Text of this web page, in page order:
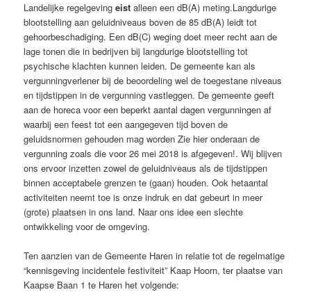
Landelijke regelgevingeistalleen een dB(A) meting.Langdurige
blootstelling aan geluidniveaus boven de 85 dB(A) leidt tot
gehoorbeschadiging. Een dB(C) weging doet meer recht aan de
lage tonen die in bedrijven bij langdurige blootstelling tot
psychische klachten kunnen leiden. De gemeente kan als
vergunningverlener bij de beoordeling wel de toegestane niveaus
en tijdstippen in de vergunning vastleggen. De gemeente geeft
aan de horeca voor een beperkt aantal dagen vergunningen af
waarbij een feest tot een aangegeven tijd boven de
geluidsnormen gehouden mag worden Zie hier onderaan de
vergunning zoals die voor 26 mei 2018 is afgegeven!. Wij blijven
ons ervoor inzetten zowel de geluidniveaus als de tijdstippen
binnen acceptabele grenzen te (gaan) houden. Ook hetaantal
activiteiten neemt toe is onze indruk en dat gebeurt in meer
(grote) plaatsen in ons land. Naar ons idee een slechte
ontwikkeling voor de omgeving.
Ten aanzien van de Gemeente Haren in relatie tot de regelmatige
“kennisgeving incidentele festiviteit” Kaap Hoorn, ter plaatse van
Kaapse Baan 1 te Haren het volgende: